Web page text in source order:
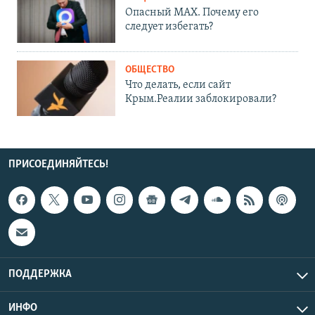
Опасный MAX. Почему его
следует избегать?
ОБЩЕСТВО
Что делать, если сайт
Крым.Реалии заблокировали?
ПРИСОЕДИНЯЙТЕСЬ!
ПОДДЕРЖКА
ИНФО